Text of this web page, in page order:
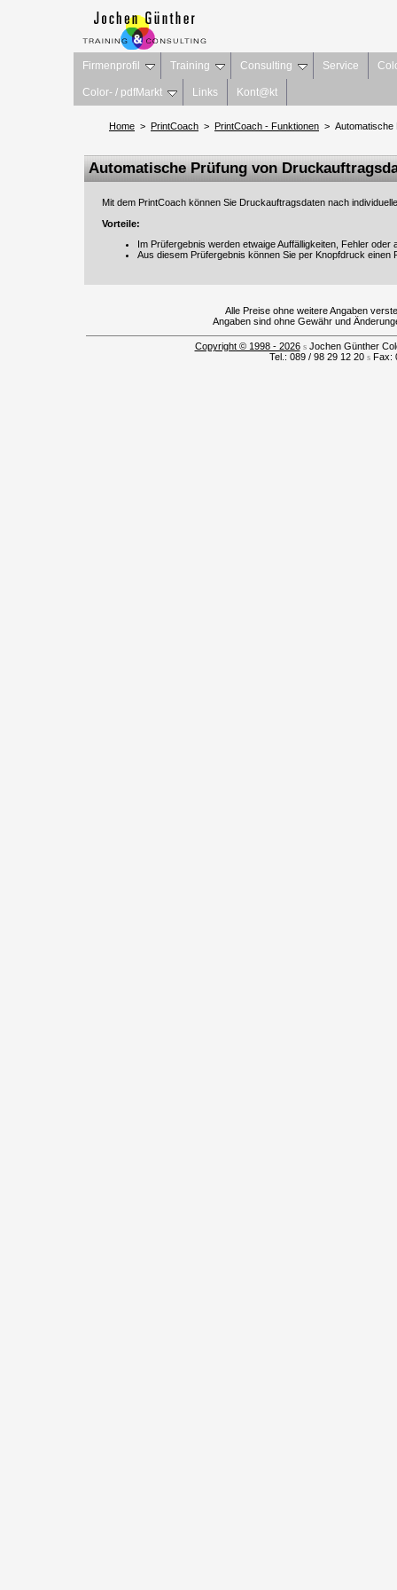
Firmenprofil Training Consulting Service
Color- / pdfMarkt Links Kont@kt
Home > PrintCoach > PrintCoach - Funktionen > Automatische
Automatische Prüfung von
Mit dem PrintCoach können Sie Druckauftragsdaten nach
Vorteile:
Im Prüfergebnis werden etwaige Auffälligkeiten, Fehler
Aus diesem Prüfergebnis können Sie per Knopfdruck einen
Alle Preise ohne weitere Angaben
Angaben sind ohne Gewähr und
Copyright © 1998 - 2026s Jochen Günther
Tel.: 089 / 98 29 12 20 s Fax: